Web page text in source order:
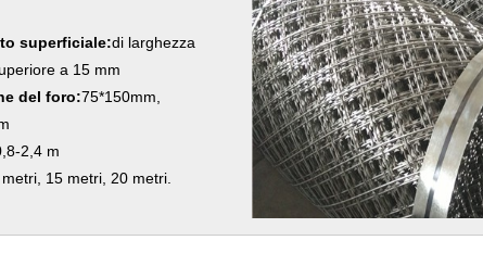
superficiale:di larghezza
a 15 mm
del foro:75*150mm,
2,4 m
15 metri, 20 metri.